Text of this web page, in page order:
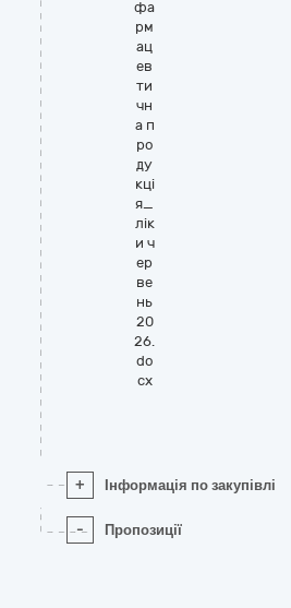
фа
рм
ац
ев
ти
чн
а п
ро
ду
кці
я_
лік
и ч
ер
ве
нь
20
26.
do
cx
+ Інформація по закупівлі
- Пропозиції